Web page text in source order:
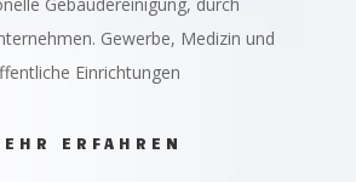
Gebäudereinigung, durch
Gewerbe, Medizin und
Einrichtungen
ERFAHREN